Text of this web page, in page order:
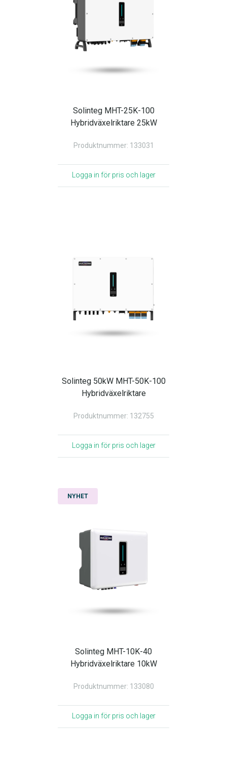
Solinteg MHT-25K-100
Hybridväxelriktare 25kW
Produktnummer: 133031
Logga in för pris och lager
Solinteg 50kW MHT-50K-100
Hybridväxelriktare
Produktnummer: 132755
Logga in för pris och lager
NYHET
Solinteg MHT-10K-40
Hybridväxelriktare 10kW
Produktnummer: 133080
Logga in för pris och lager